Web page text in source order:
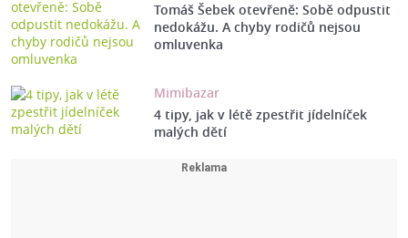
Tomáš Šebek otevřeně: Sobě odpustit
nedokážu. A chyby rodičů nejsou
omluvenka
Mimibazar
4 tipy, jak v létě zpestřit jídelníček
malých dětí